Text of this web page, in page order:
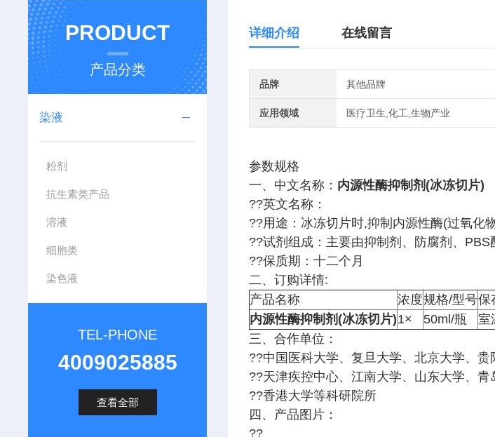
详细介绍 在线留言
品牌 其他品牌
应用领域 医疗卫生,化工,生物产业
参数规格
一、中文名称： 内源性酶抑制剂(冰冻切片)
??英文名称：
??用途：冰冻切片时,抑制内源性酶(过氧化
??试剂组成：主要由抑制剂、防腐剂、PBS
??保质期：十二个月
二、订购详情:
产品名称
浓度规格/型号保
内源性酶抑制剂(冰冻切片)1× 50ml/瓶 室
三、合作单位：
??中国医科大学、复旦大学、北京大学、贵
??天津疾控中心、江南大学、山东大学、
??香港大学等科研院所
四、产品图片：
??
PRODUCT
产品分类
染液
粉剂
抗生素类产品
溶液
细胞类
染色液
TEL-PHONE
4009025885
查看全部